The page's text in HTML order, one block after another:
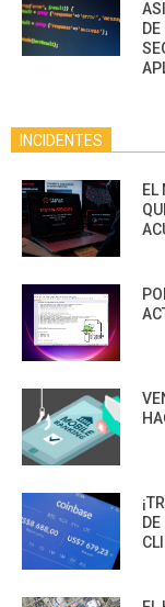
INCIDENTES
EL